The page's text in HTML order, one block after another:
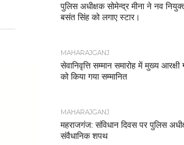
पुलिस अधीक्षक सोमेन्द्र मीना ने नव
बसंत सिंह को लगाए स्टार।
MAHARAJGANJ
सेवानिवृत्ति सम्मान समारोह में मुख्य आरक्षी
को किया गया सम्मानित
MAHARAJGANJ
महराजगंज: संविधान दिवस पर पुलिस
संवैधानिक शपथ